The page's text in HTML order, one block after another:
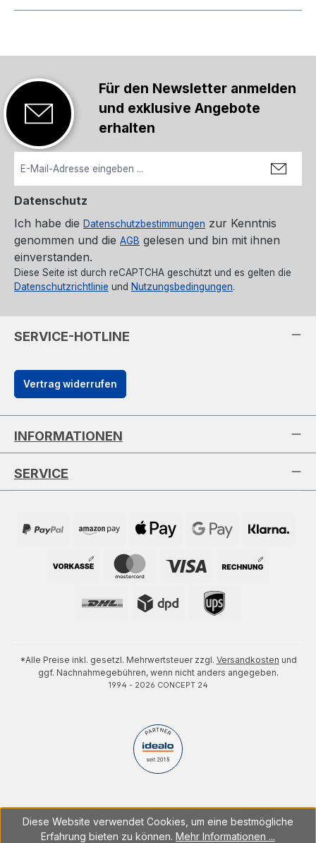
Für den Newsletter anmelden
und exklusive Angebote
erhalten
Datenschutz
Ich habe die Datenschutzbestimmungen zur Kenntnis
genommen und die AGB gelesen und bin mit ihnen
einverstanden.
Diese Seite ist durch reCAPTCHA geschützt und es gelten die
Datenschutzrichtlinie und Nutzungsbedingungen.
SERVICE-HOTLINE
Vertrag widerrufen
INFORMATIONEN
SERVICE
*Alle Preise inkl. gesetzl. Mehrwertsteuer zzgl. Versandkosten und
ggf. Nachnahmegebühren, wenn nicht anders angegeben.
1994 - 2026 CONCEPT 24
Diese Website verwendet Cookies, um eine bestmögliche
Erfahrung bieten zu können. Mehr Informationen ...